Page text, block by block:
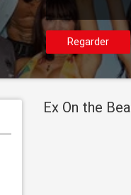
Regarder
Ex On the